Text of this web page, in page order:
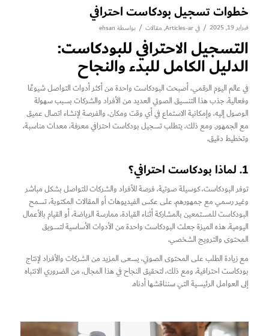
خطوات تسجيل بودكاست احترافي
فبراير 19, 2025 / فيArticles-ar
, مقالات / بواسطة ehsan
التسجيل الاحترافي للبودكاست:
الدليل الكامل للبدء والنجاح
في عالم اليوم الرقمي، أصبحت البودكاست واحدة من أكثر أدوات التواصل شيوعًا
وفعالية. جذب هذا التنسيق الصوتي العديد من الأفراد والشركات بسبب سهولة
الوصول إليه، وإمكانية الاستماع في أي وقت ومكان، والفرصة لإنشاء اتصال عميق
مع الجمهور. ومع ذلك، يتطلب تسجيل بودكاست احترافي معرفة، معدات مناسبة،
وتخطيط دقيق.
1. لماذا بودكاست احترافي؟
توفر البودكاست، كوسيلة صوتية، فرصة للأفراد والشركات للتواصل بشكل مباشر
وغير رسمي مع جمهورهم. على عكس الفيديوهات أو المقالات المكتوبة، تسمح
البودكاست للمستمعين بالمشاركة أثناء القيادة، ممارسة الرياضة، أو القيام بالأعمال
اليومية. هذه الميزة جعلت البودكاست واحدة من الأدوات الأساسية لتسويق
المحتوى والترويج الشخصي.
مع زيادة الطلب على المحتوى الصوتي، يسعى المزيد من الشركات والأفراد لإنتاج
بودكاست احترافية. ومع ذلك، لتحقيق النجاح في هذا المجال، من الضروري الانتباه
إلى العوامل الرئيسية التي سنناقشها أدناه.